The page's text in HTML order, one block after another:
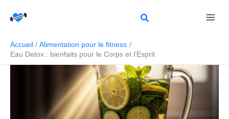
Accueil
Alimentation pour le fitness
Eau Detox : bienfaits pour le Corps et l’Esprit